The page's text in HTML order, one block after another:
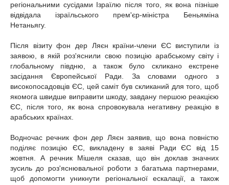
регіональними сусідами Ізраїлю після того, як вона пізніше
відвідала ізраїльського прем'єр-міністра Беньяміна
Нетаньягу.
Після візиту фон дер Ляєн країни-члени ЄС виступили із
заявою, в якій роз'яснили свою позицію арабському світу і
глобальному півдню, а також було скликано екстрене
засідання Європейської Ради. За словами одного з
високопосадовців ЄС, цей саміт був скликаний для того, щоб
якомога швидше виправити шкоду, завдану першою реакцією
ЄС, після того, як вона спровокувала негативну реакцію в
арабських країнах.
Водночас речник фон дер Ляєн заявив, що вона повністю
поділяє позицію ЄС, викладену в заяві Ради ЄС від 15
жовтня. А речник Мішеля сказав, що він доклав значних
зусиль до роз'яснювальної роботи з багатьма партнерами,
щоб допомогти уникнути регіональної ескалації, а також